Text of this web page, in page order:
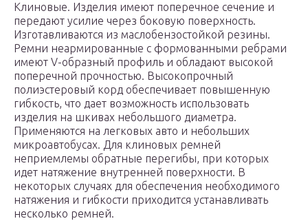
Клиновые. Изделия имеют поперечное сечение и
передают усилие через боковую поверхность.
Изготавливаются из маслобензостойкой резины.
Ремни неармированные с формованными ребрами
имеют V-образный профиль и обладают высокой
поперечной прочностью. Высокопрочный
полиэстеровый корд обеспечивает повышенную
гибкость, что дает возможность использовать
изделия на шкивах небольшого диаметра.
Применяются на легковых авто и небольших
микроавтобусах. Для клиновых ремней
неприемлемы обратные перегибы, при которых
идет натяжение внутренней поверхности. В
некоторых случаях для обеспечения необходимого
натяжения и гибкости приходится устанавливать
несколько ремней.